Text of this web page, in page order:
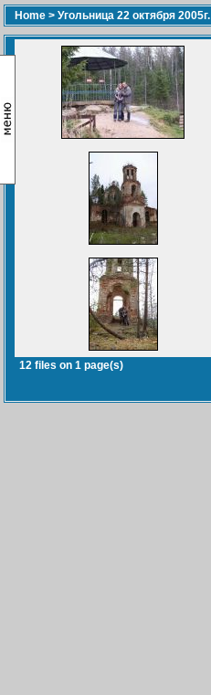
Home > Угольница 22 октября 2005г.
12 files on 1 page(s)